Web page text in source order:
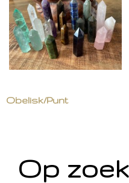
Obelisk/Punt
Op